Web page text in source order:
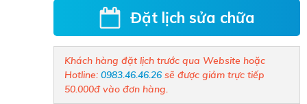
Đặt lịch sửa chữa
Khách hàng đặt lịch trước qua Website hoặc
Hotline: 0983.46.46.26 sẽ được giảm trực tiếp
50.000đ vào đơn hàng.